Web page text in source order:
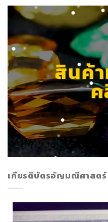
สินค้
เกียรติบัตรอัญมณีศาสตร์